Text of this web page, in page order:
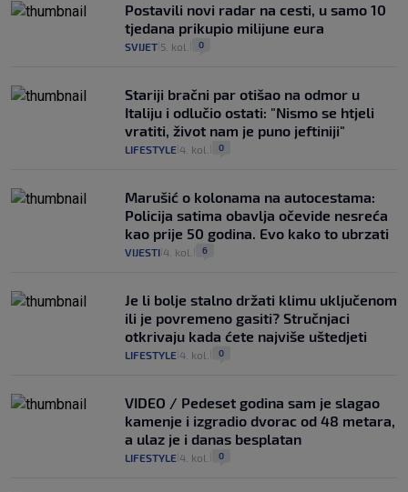
Postavili novi radar na cesti, u samo 10
tjedana prikupio milijune eura
SVIJET 5. kol. 0
Stariji bračni par otišao na odmor u
Italiju i odlučio ostati: "Nismo se htjeli
vratiti, život nam je puno jeftiniji"
LIFESTYLE 4. kol. 0
Marušić o kolonama na autocestama:
Policija satima obavlja očevide nesreća
kao prije 50 godina. Evo kako to ubrzati
VIJESTI 4. kol. 6
Je li bolje stalno držati klimu uključenom
ili je povremeno gasiti? Stručnjaci
otkrivaju kada ćete najviše uštedjeti
LIFESTYLE 4. kol. 0
VIDEO / Pedeset godina sam je slagao
kamenje i izgradio dvorac od 48 metara,
a ulaz je i danas besplatan
LIFESTYLE 4. kol. 0